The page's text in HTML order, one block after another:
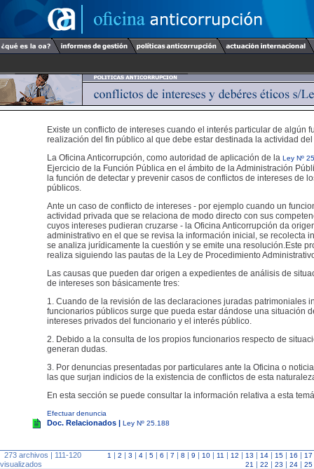
Existe un conflicto de intereses cuando el interés particular de algún
realización del fin público al que debe estar destinada la actividad del
La Oficina Anticorrupción, como autoridad de aplicación de la Ley Nº
Ejercicio de la Función Pública en el ámbito de la Administración
la función de detectar y prevenir casos de conflictos de intereses de
públicos.
Ante un caso de conflicto de intereses - por ejemplo cuando un
actividad privada que se relaciona de modo directo con sus
cuyos intereses pudieran cruzarse - la Oficina Anticorrupción da
administrativo en el que se revisa la información inicial, se recolecta
se analiza jurídicamente la cuestión y se emite una resolución.Este
realiza siguiendo las pautas de la Ley de Procedimiento
Las causas que pueden dar origen a expedientes de análisis de
de intereses son básicamente tres:
1. Cuando de la revisión de las declaraciones juradas patrimoniales
funcionarios públicos surge que pueda estar dándose una situación
intereses privados del funcionario y el interés público.
2. Debido a la consulta de los propios funcionarios respecto de
generan dudas.
3. Por denuncias presentadas por particulares ante la Oficina o
las que surjan indicios de la existencia de conflictos de esta
En esta sección se puede consultar la información relativa a esta
Efectuar denuncia
Doc. Relacionados | Ley Nº 25.188
273 archivos | 111-120
visualizados
1 | 2 | 3 | 4 | 5 | 6 | 7 | 8 | 9 | 10 | 11 | 12 | 13 | 14 | 15 | 16 | 17
21 | 22 | 23 | 24 | 25